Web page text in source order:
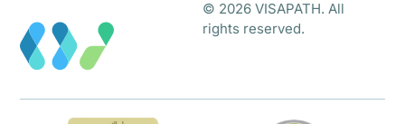
© 2026 VISAPATH. All
rights reserved.